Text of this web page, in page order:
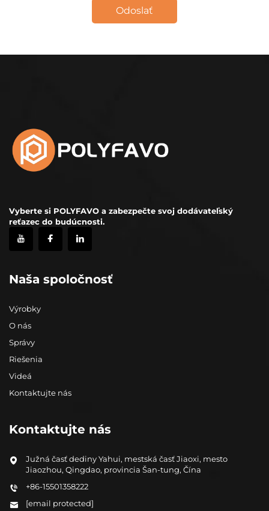
Odoslať
Vyberte si POLYFAVO a zabezpečte svoj dodávateľský
reťazec do budúcnosti.
Naša spoločnosť
Výrobky
O nás
Správy
Riešenia
Videá
Kontaktujte nás
Kontaktujte nás
Južná časť dediny Yahui, mestská časť Jiaoxi, mesto
Jiaozhou, Qingdao, provincia Šan-tung, Čína
+86-15501358222
[email protected]